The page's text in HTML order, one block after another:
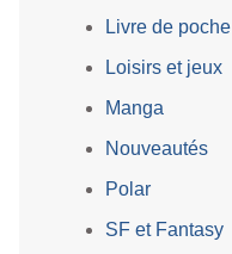
Livre de poche
Loisirs et jeux
Manga
Nouveautés
Polar
SF et Fantasy